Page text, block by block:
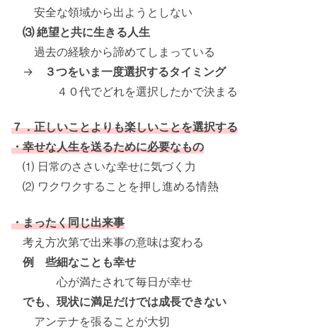
安全な領域から出ようとしない
⑶ 絶望と共に生きる人生
過去の経験から諦めてしまっている
→
３つをいま一度選択するタイミング
４０代でどれを選択したかで決まる
７．正しいことよりも楽しいことを選択する
・幸せな人生を送るために必要なもの
⑴ 日常のささいな幸せに気づく力
⑵ ワクワクすることを押し進める情熱
・まったく同じ出来事
考え方次第で出来事の意味は変わる
例 些細なことも幸せ
心が満たされて毎日が幸せ
でも、現状に満足だけでは成長できない
アンテナを張ることが大切